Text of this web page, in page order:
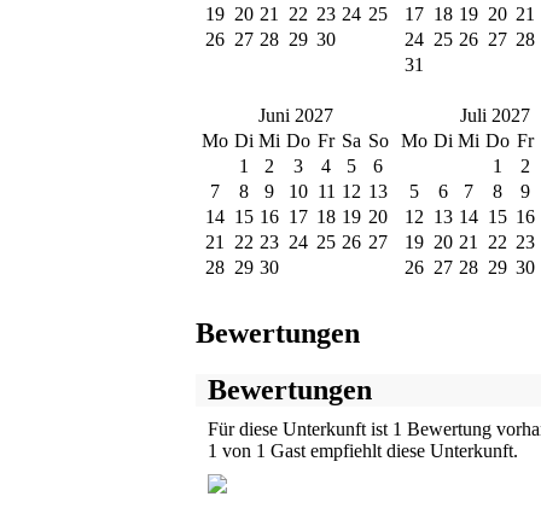
19 20 21 22 23 24 25
26 27 28 29 30
17 18 19 20 21
24 25 26 27 28
31
Juni 2027
Mo Di Mi Do Fr Sa So
1
2 3 4 5
6
7
8 9 10 11 12 13
14 15 16 17 18 19 20
21
22 23 24 25 26 27
28 29 30
Juli 2027
Mo Di Mi Do Fr
1
2
5
6 7 8
9
12 13 14 15 16
19 20 21 22 23
26 27 28 29 30
Bewertungen
Bewertungen
Für diese Unterkunft ist 1 Bewertung
1 von 1 Gast empfiehlt diese Unterkunft.